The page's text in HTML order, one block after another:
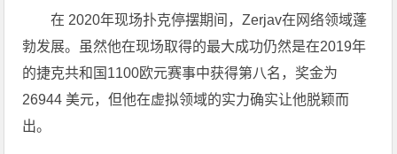
在 2020年现场扑克停摆期间，Zerjav在网络领域蓬
勃发展。虽然他在现场取得的最大成功仍然是在2019年
的捷克共和国1100欧元赛事中获得第八名，奖金为
26944 美元，但他在虚拟领域的实力确实让他脱颖而
出。